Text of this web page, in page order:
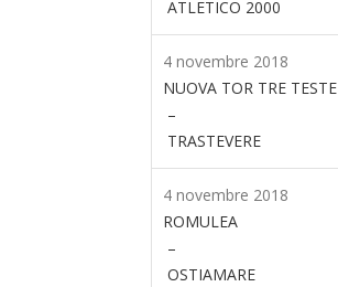
ATLETICO 2000
4 novembre 2018
NUOVA TOR TRE TESTE
–
TRASTEVERE
4 novembre 2018
ROMULEA
–
OSTIAMARE